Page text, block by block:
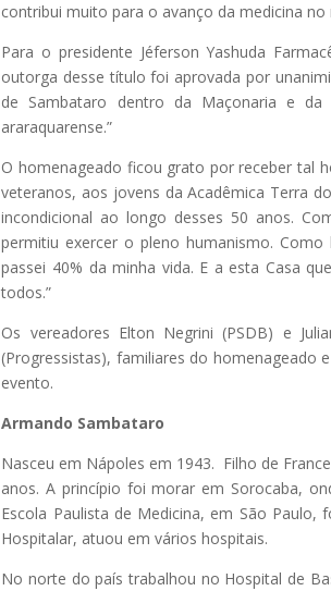
contribui muito para o avanço da medicina no
Para o presidente Jéferson Yashuda
outorga desse título foi aprovada por
de Sambataro dentro da Maçonaria e
araraquarense.”
O homenageado ficou grato por receber tal
veteranos, aos jovens da Acadêmica Terra
incondicional ao longo desses 50 anos.
permitiu exercer o pleno humanismo.
passei 40% da minha vida. E a esta Casa
todos.”
Os vereadores Elton Negrini (PSDB) e
(Progressistas), familiares do homenageado
evento.
Armando Sambataro
Nasceu em Nápoles em 1943. Filho de
anos. A princípio foi morar em Sorocaba,
Escola Paulista de Medicina, em São
Hospitalar, atuou em vários hospitais.
No norte do país trabalhou no Hospital de